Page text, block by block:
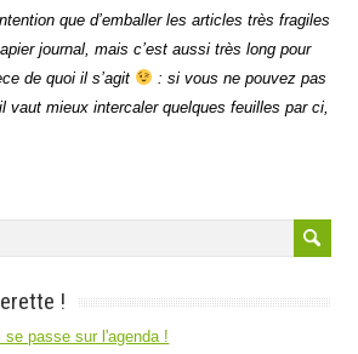
que d’emballer les articles très fragiles
journal, mais c’est aussi très long pour
de quoi il s’agit
: si vous ne pouvez pas
vaut mieux intercaler quelques feuilles par ci,
!
passe sur l'agenda !